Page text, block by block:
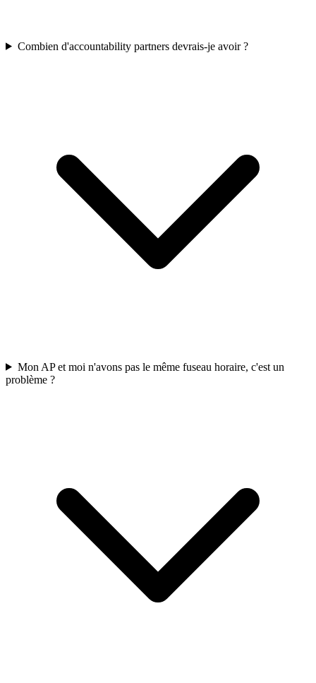
Combien d'accountability partners devrais-je avoir ?
Mon AP et moi n'avons pas le même fuseau horaire, c'est un
problème ?